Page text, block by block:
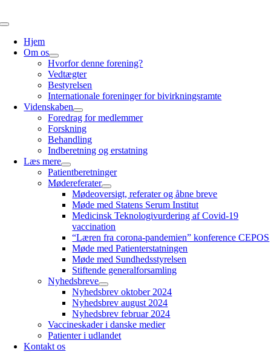
til
Skift
navigationHjem
Om os
Hvorfor denne forening?
Vedtægter
Bestyrelsen
Internationale foreninger for bivirkningsramte
Videnskaben
Foredrag for medlemmer
Forskning
Behandling
Indberetning og erstatning
Læs mere
Patientberetninger
Mødereferater
Mødeoversigt, referater og åbne breve
Møde med Statens Serum Institut
Medicinsk Teknologivurdering af Covid-19
vaccination
“Læren fra corona-pandemien” konference CEPOS
Møde med Patienterstatningen
Møde med Sundhedsstyrelsen
Stiftende generalforsamling
Nyhedsbreve
Nyhedsbrev oktober 2024
Nyhedsbrev august 2024
Nyhedsbrev februar 2024
Vaccineskader i danske medier
Patienter i udlandet
Kontakt os